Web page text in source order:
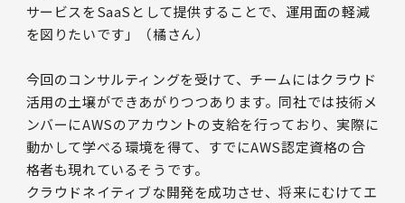
サービスをSaaSとして提供することで、運用面の軽減
を図りたいです」（橘さん）
今回のコンサルティングを受けて、チームにはクラウド
活用の土壌ができあがりつつあります。同社では技術メ
ンバーにAWSのアカウントの支給を行っており、実際に
動かして学べる環境を得て、すでにAWS認定資格の合
格者も現れているそうです。
クラウドネイティブな開発を成功させ、将来にむけてエ